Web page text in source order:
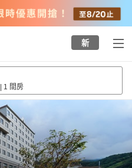
新
| 1 間房